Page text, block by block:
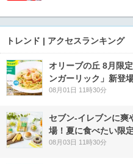
トレンド | アクセスランキング
オリーブの丘 8月限
ンガーリック」新登
08月01日 11時30分
セブン‐イレブンに
場！夏に食べたい限
08月03日 11時30分